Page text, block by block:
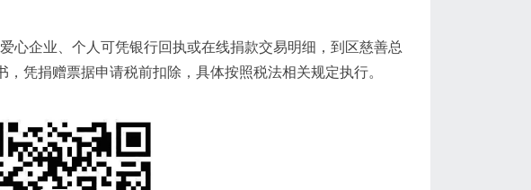
心企业、个人可凭银行回执或在线捐款交易明细，到区慈善总
凭捐赠票据申请税前扣除，具体按照税法相关规定执行。